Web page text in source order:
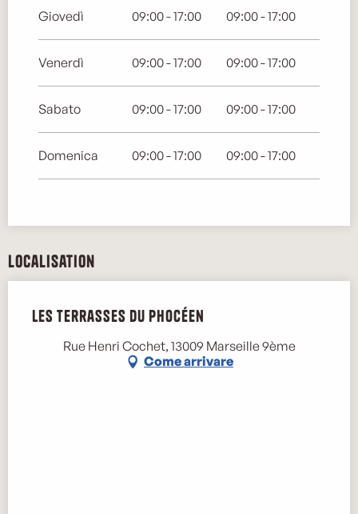
Giovedì 09:00 - 17:00 09:00 - 17:00
Venerdì 09:00 - 17:00 09:00 - 17:00
Sabato 09:00 - 17:00 09:00 - 17:00
Domenica 09:00 - 17:00 09:00 - 17:00
Localisation
Les Terrasses du Phocéen
Rue Henri Cochet, 13009 Marseille 9ème
Come arrivare